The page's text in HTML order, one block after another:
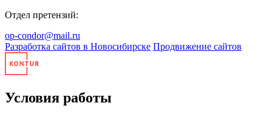
Отдел претензий:
op-condor@mail.ru
Разработка сайтов в Новосибирске Продвижение сайтов
Условия работы